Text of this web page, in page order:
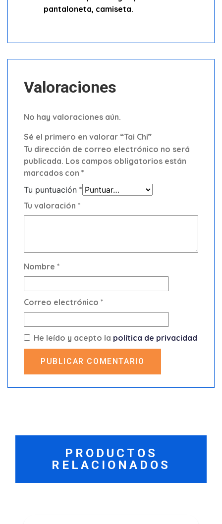
pantaloneta, camiseta.
Valoraciones
No hay valoraciones aún.
Sé el primero en valorar “Tai Chi”
Tu dirección de correo electrónico no será
publicada. Los campos obligatorios están
marcados con *
Tu puntuación *
Tu valoración *
Nombre *
Correo electrónico *
He leído y acepto la política de privacidad
PUBLICAR COMENTARIO
PRODUCTOS
RELACIONADOS